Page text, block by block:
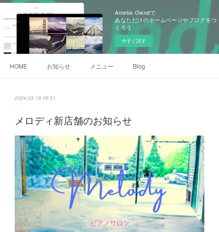
Ameba Owndで
あなただけのホームページやブログをつ
くろう
今すぐ試す
HOME お知らせ メニュー Blog
2024.03.19 05:31
メロディ新店舗のお知らせ